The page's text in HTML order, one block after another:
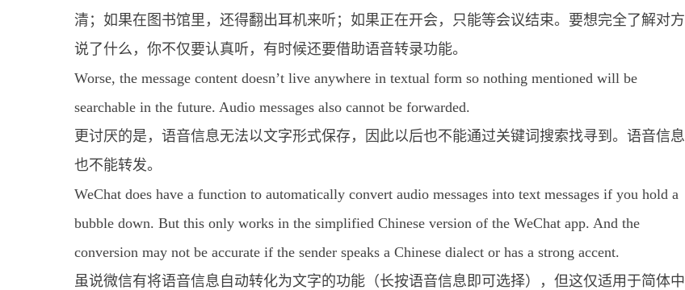
清；如果在图书馆里，还得翻出耳机来听；如果正在开会，只能等会议结束。要想完全了解对方
说了什么，你不仅要认真听，有时候还要借助语音转录功能。
Worse, the message content doesn’t live anywhere in textual form so nothing mentioned will be
searchable in the future. Audio messages also cannot be forwarded.
更讨厌的是，语音信息无法以文字形式保存，因此以后也不能通过关键词搜索找寻到。语音信息
也不能转发。
WeChat does have a function to automatically convert audio messages into text messages if you hold a
bubble down. But this only works in the simplified Chinese version of the WeChat app. And the
conversion may not be accurate if the sender speaks a Chinese dialect or has a strong accent.
虽说微信有将语音信息自动转化为文字的功能（长按语音信息即可选择），但这仅适用于简体中